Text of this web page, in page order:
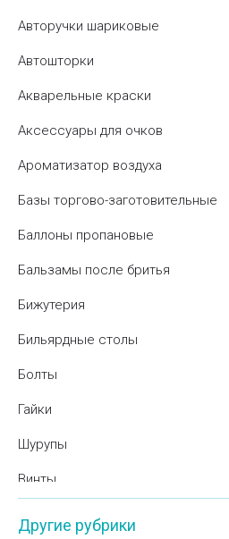
Авторучки шариковые
Автошторки
Акварельные краски
Аксессуары для очков
Ароматизатор воздуха
Базы торгово-заготовительные
Баллоны пропановые
Бальзамы после бритья
Бижутерия
Бильярдные столы
Болты
Гайки
Шурупы
Винты
Бумажная продукция
Другие рубрики